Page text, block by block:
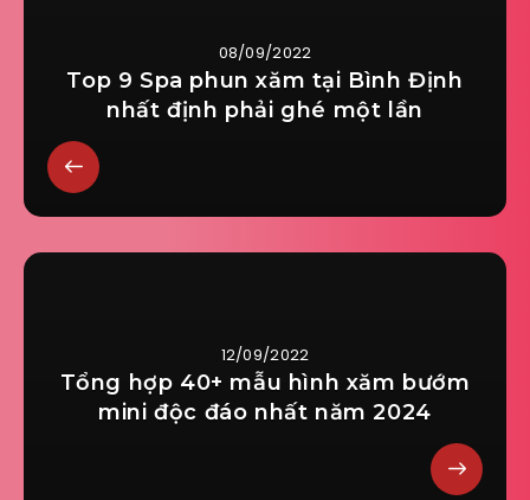
08/09/2022
Top 9 Spa phun xăm tại Bình Định
nhất định phải ghé một lần
12/09/2022
Tổng hợp 40+ mẫu hình xăm bướm
mini độc đáo nhất năm 2024